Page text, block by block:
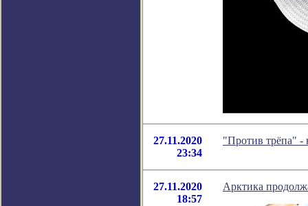
27.11.2020
23:34
"Против трёпа" -
27.11.2020
18:57
Арктика